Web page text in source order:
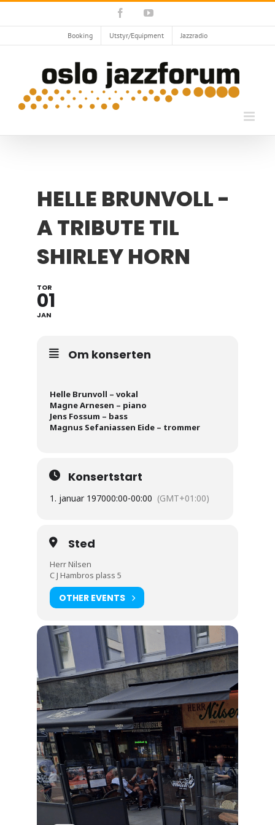
Skip
content
FacebookYouTube
Booking Utstyr/Equipment Jazzradio
HELLE BRUNVOLL -
A TRIBUTE TIL
SHIRLEY HORN
TOR
01
JAN
Om konserten
Helle Brunvoll – vokal
Magne Arnesen – piano
Jens Fossum – bass
Magnus Sefaniassen Eide – trommer
Konsertstart
1. januar 197000:00-00:00 (GMT+01:00)
Sted
Herr Nilsen
C J Hambros plass 5
OTHER EVENTS